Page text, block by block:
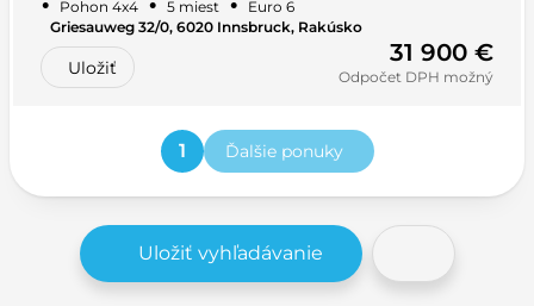
• Pohon 4x4 • 5 miest •
Euro 6
Griesauweg 32/0, 6020 Innsbruck, Rakúsko
Uložiť
31 900 €
Odpočet DPH možný
1 Ďalšie ponuky
Uložiť vyhľadávanie